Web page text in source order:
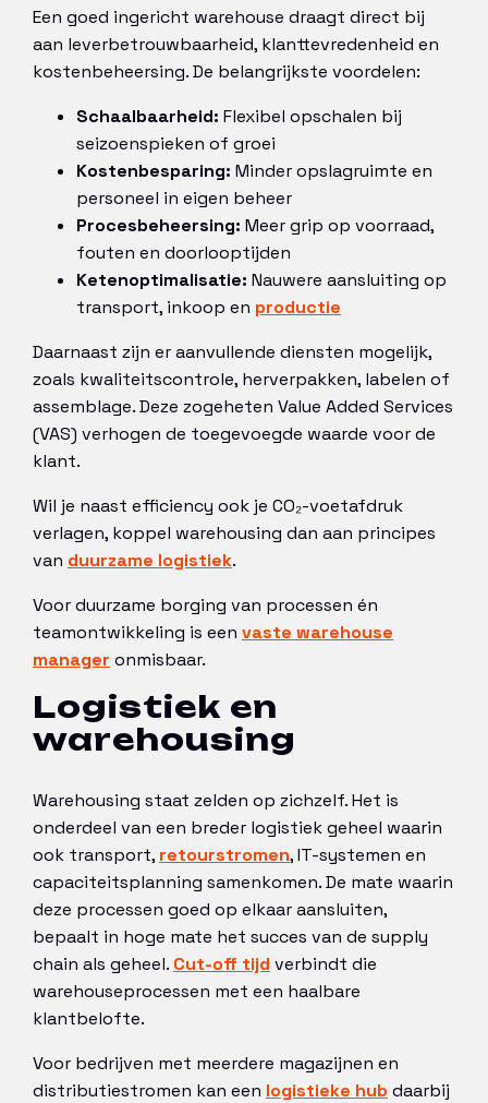
Een goed ingericht warehouse draagt direct bij
aan leverbetrouwbaarheid, klanttevredenheid en
kostenbeheersing. De belangrijkste voordelen:
Schaalbaarheid: Flexibel opschalen bij
seizoenspieken of groei
Kostenbesparing: Minder opslagruimte en
personeel in eigen beheer
Procesbeheersing: Meer grip op voorraad,
fouten en doorlooptijden
Ketenoptimalisatie: Nauwere aansluiting op
transport, inkoop en productie
Daarnaast zijn er aanvullende diensten mogelijk,
zoals kwaliteitscontrole, herverpakken, labelen of
assemblage. Deze zogeheten Value Added Services
(VAS) verhogen de toegevoegde waarde voor de
klant.
Wil je naast efficiency ook je CO₂-voetafdruk
verlagen, koppel warehousing dan aan principes
van duurzame logistiek.
Voor duurzame borging van processen én
teamontwikkeling is een vaste warehouse
manager onmisbaar.
Logistiek en
warehousing
Warehousing staat zelden op zichzelf. Het is
onderdeel van een breder logistiek geheel waarin
ook transport, retourstromen, IT-systemen en
capaciteitsplanning samenkomen. De mate waarin
deze processen goed op elkaar aansluiten,
bepaalt in hoge mate het succes van de supply
chain als geheel. Cut-off tijd verbindt die
warehouseprocessen met een haalbare
klantbelofte.
Voor bedrijven met meerdere magazijnen en
distributiestromen kan een logistieke hub daarbij